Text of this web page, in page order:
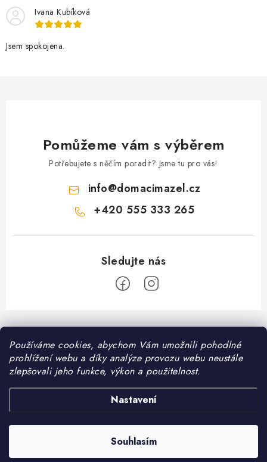
Používáme cookies, abychom Vám umožnili pohodlné
prohlížení webu a díky analýze provozu webu neustále
zlepšovali jeho funkce, výkon a použitelnost.
Nastavení
Souhlasím
Ivana Kubíková
Jsem spokojena.
Pomůžeme vám s výběrem
Potřebujete s něčím poradit? Jsme tu pro vás!
info@domacimazel.cz
+420 555 333 265
Z
á
Informace pro vás
Kontakt
Možnosti dopravy
Hodnocení obchodu
Zásady zpracování osobních údajů
❤️ Oblíbené kategorie
DomaciMazel.cz. Všechna práva vyhrazena.